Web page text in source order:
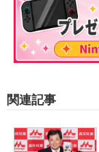
関連記事